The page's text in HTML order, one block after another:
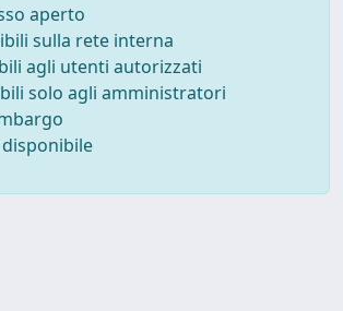
aperto
sulla rete interna
agli utenti autorizzati
solo agli amministratori